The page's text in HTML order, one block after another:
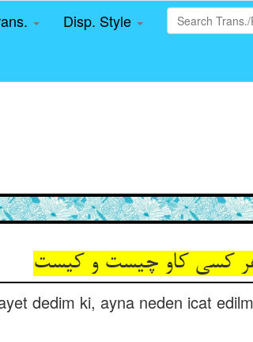
Disp. Style
هر کسی کاو چیست و کیست‏
dedim ki, ayna neden icat